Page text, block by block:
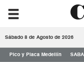
Sábado 8 de Agosto de 2026
Pico y Placa Medellín